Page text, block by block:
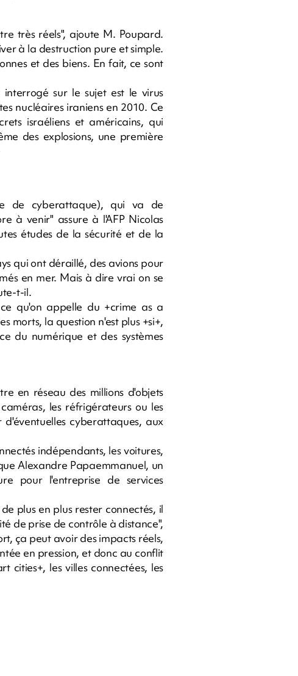
très réels", ajoute M. Poupard.
à la destruction pure et simple.
et des biens. En fait, ce sont
sur le sujet est le virus
nucléaires iraniens en 2010. Ce
israéliens et américains, qui
des explosions, une première
de cyberattaque), qui va de
à venir" assure à l'AFP Nicolas
études de la sécurité et de la
qui ont déraillé, des avions pour
en mer. Mais à dire vrai on se
t-il.
qu'on appelle du +crime as a
morts, la question n'est plus +si+,
du numérique et des systèmes
en réseau des millions d'objets
les réfrigérateurs ou les
cyberattaques, aux
indépendants, les voitures,
Alexandre Papaemmanuel, un
pour l'entreprise de services
plus en plus rester connectés, il
de prise de contrôle à distance",
ça peut avoir des impacts réels,
en pression, et donc au conflit
cities+, les villes connectées, les